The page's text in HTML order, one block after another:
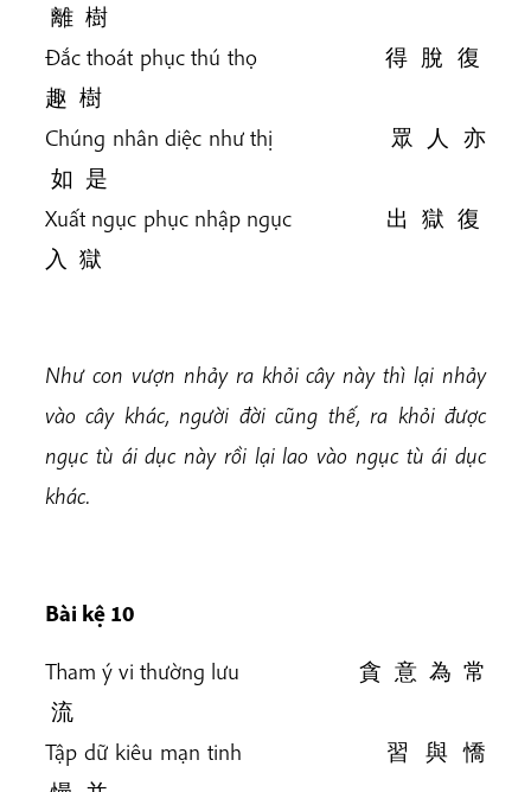
離 樹
Đắc thoát phục thú thọ 得 脫 復
趣 樹
Chúng nhân diệc như thị 眾 人 亦
如 是
Xuất ngục phục nhập ngục 出 獄 復
入 獄
Như con vượn nhảy ra khỏi cây này thì lại nhảy
vào cây khác, người đời cũng thế, ra khỏi được
ngục tù ái dục này rồi lại lao vào ngục tù ái dục
khác.
Bài kệ 10
Tham ý vi thường lưu 貪 意 為 常
流
Tập dữ kiêu mạn tinh 習 與 憍